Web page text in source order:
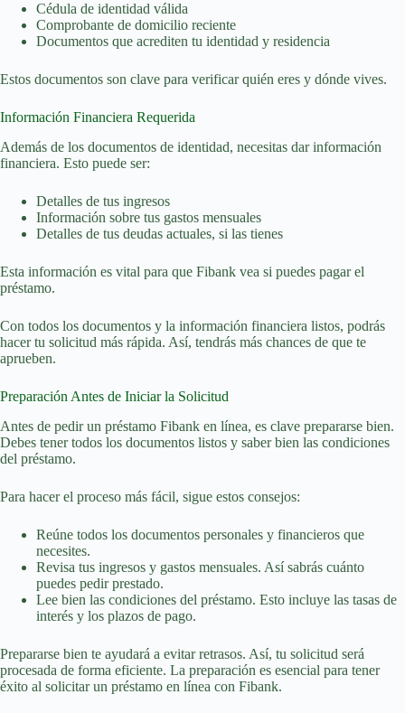
Cédula de identidad válida
Comprobante de domicilio reciente
Documentos que acrediten tu identidad y residencia
Estos documentos son clave para verificar quién eres y dónde vives.
Información Financiera Requerida
Además de los documentos de identidad, necesitas dar información
financiera. Esto puede ser:
Detalles de tus ingresos
Información sobre tus gastos mensuales
Detalles de tus deudas actuales, si las tienes
Esta información es vital para que Fibank vea si puedes pagar el
préstamo.
Con todos los documentos y la información financiera listos, podrás
hacer tu solicitud más rápida. Así, tendrás más chances de que te
aprueben.
Preparación Antes de Iniciar la Solicitud
Antes de pedir un préstamo Fibank en línea, es clave prepararse bien.
Debes tener todos los documentos listos y saber bien las condiciones
del préstamo.
Para hacer el proceso más fácil, sigue estos consejos:
Reúne todos los documentos personales y financieros que
necesites.
Revisa tus ingresos y gastos mensuales. Así sabrás cuánto
puedes pedir prestado.
Lee bien las condiciones del préstamo. Esto incluye las tasas de
interés y los plazos de pago.
Prepararse bien te ayudará a evitar retrasos. Así, tu solicitud será
procesada de forma eficiente. La preparación es esencial para tener
éxito al solicitar un préstamo en línea con Fibank.